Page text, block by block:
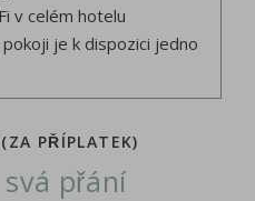
v celém hotelu
je k dispozici jedno
PŘÍPLATEK)
svá přání